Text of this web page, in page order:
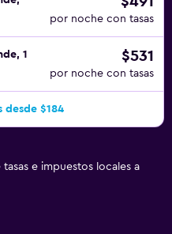
por noche con tasas
1
$531
por noche con tasas
desde $184
e impuestos locales a